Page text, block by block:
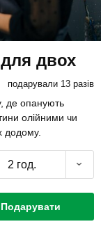
двох
подарували 13 разів
де опанують
олійними чи
додому.
2 год.
Подарувати